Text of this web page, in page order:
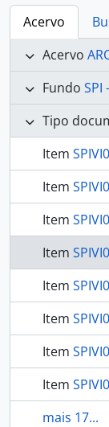
Acervo
Acervo
Fundo SPI
Tipo
Item
Item
Item
Item
Item
Item
Item
Item
mais 17...